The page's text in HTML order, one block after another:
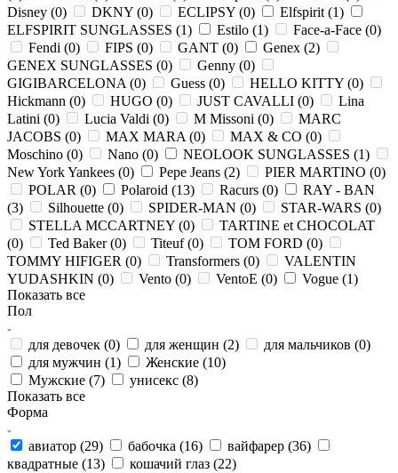
Disney (0) DKNY (0) ECLIPSY (0) Elfspirit (1)
ELFSPIRIT SUNGLASSES (1) Estilo (1) Face-a-Face (0)
Fendi (0) FIPS (0) GANT (0) Genex (2)
GENEX SUNGLASSES (0) Genny (0)
GIGIBARCELONA (0) Guess (0) HELLO KITTY (0)
Hickmann (0) HUGO (0) JUST CAVALLI (0)
Lina
Latini (0) Lucia Valdi (0) M Missoni (0)
MARC
JACOBS (0) MAX MARA (0) MAX & CO (0)
Moschino (0) Nano (0) NEOLOOK SUNGLASSES (1)
New York Yankees (0) Pepe Jeans (2) PIER MARTINO (0)
POLAR (0) Polaroid (13) Racurs (0)
RAY - BAN
(3) Silhouette (0) SPIDER-MAN (0) STAR-WARS (0)
STELLA MCCARTNEY (0)
TARTINE et CHOCOLAT
(0) Ted Baker (0) Titeuf (0) TOM FORD (0)
TOMMY HIFIGER (0) Transformers (0)
VALENTIN
YUDASHKIN (0) Vento (0) VentoE (0) Vogue (1)
Показать все
Пол
для девочек (0) для женщин (2) для мальчиков (0)
для мужчин (1) Женские (10)
Мужские (7) унисекс (8)
Показать все
Форма
авиатор (29) бабочка (16) вайфарер (36)
квадратные (13) кошачий глаз (22)